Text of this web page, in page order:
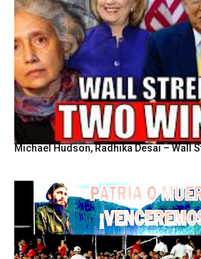
Michael Hudson, Radhika Desai – Wall